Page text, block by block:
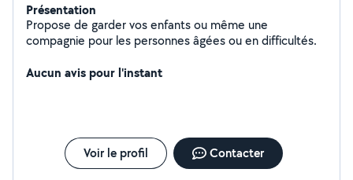
Présentation
Propose de garder vos enfants ou même une
compagnie pour les personnes âgées ou en difficultés.
Aucun avis pour l'instant
Voir le profil Contacter